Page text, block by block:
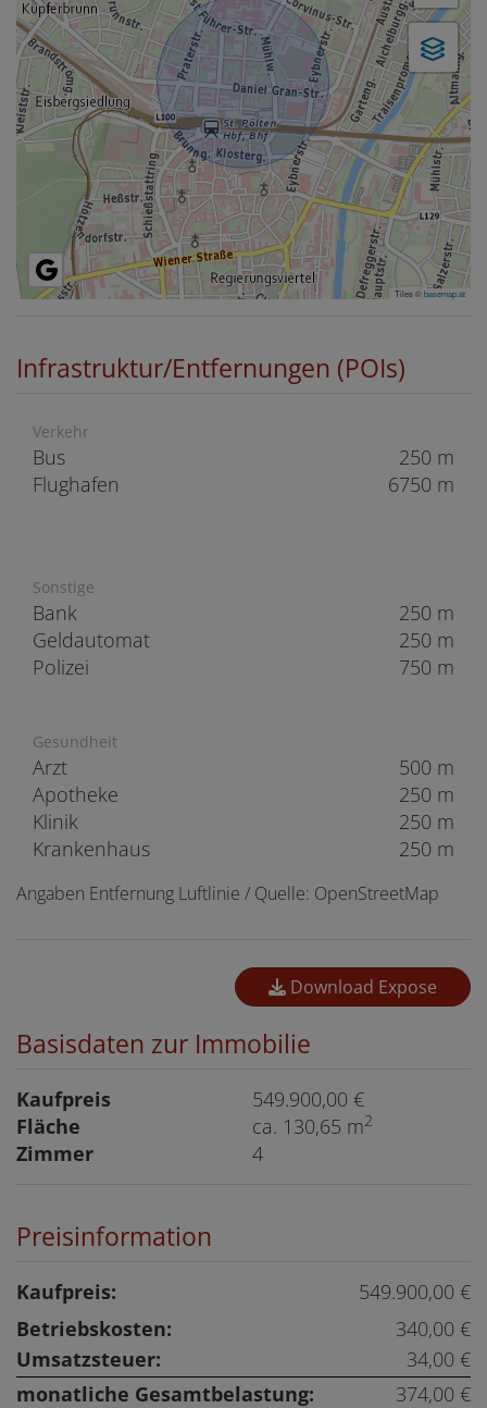
Tiles ©basemap.at
Infrastruktur/Entfernungen (POIs)
Verkehr
Bus
250 m
Flughafen
6750 m
Sonstige
Bank
250 m
Geldautomat
250 m
Polizei
750 m
Gesundheit
Arzt
500 m
Apotheke
250 m
Klinik
250 m
Krankenhaus
250 m
Angaben Entfernung Luftlinie / Quelle: OpenStreetMap
Download Expose
Basisdaten zur Immobilie
Kaufpreis
549.900,00 €
Fläche
ca. 130,65 m2
Zimmer 4
Preisinformation
Kaufpreis:
549.900,00 €
Betriebskosten:
340,00 €
Umsatzsteuer:
34,00 €
monatliche Gesamtbelastung:
374,00 €